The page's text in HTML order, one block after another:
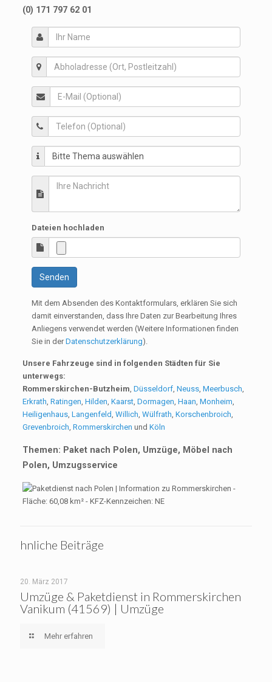
(0) 171 797 62 01
Dateien hochladen
Senden
Mit dem Absenden des Kontaktformulars, erklären Sie sich
damit einverstanden, dass Ihre Daten zur Bearbeitung Ihres
Anliegens verwendet werden (Weitere Informationen finden
Sie in derDatenschutzerklärung).
Unsere Fahrzeuge sind in folgenden Städten für Sie
unterwegs:
Rommerskirchen-Butzheim, Düsseldorf, Neuss, Meerbusch,
Erkrath, Ratingen, Hilden, Kaarst, Dormagen, Haan, Monheim,
Heiligenhaus, Langenfeld, Willich, Wülfrath, Korschenbroich,
Grevenbroich, Rommerskirchen und Köln
Themen: Paket nach Polen, Umzüge, Möbel nach
Polen, Umzugsservice
hnliche Beiträge
20. März 2017
Umzüge & Paketdienst in Rommerskirchen
Vanikum (41569) | Umzüge
Mehr erfahren